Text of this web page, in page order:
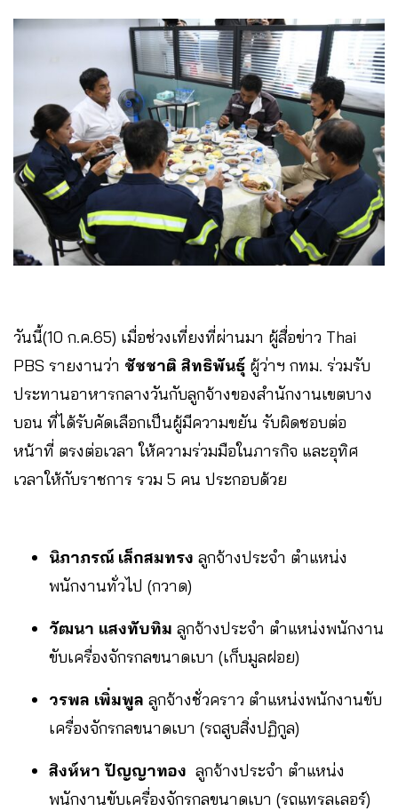
วันนี้(10 ก.ค.65) เมื่อช่วงเที่ยงที่ผ่านมา ผู้สื่อข่าว Thai
PBS รายงานว่า ชัชชาติ สิทธิพันธุ์ ผู้ว่าฯ กทม. ร่วมรับ
ประทานอาหารกลางวันกับลูกจ้างของสำนักงานเขตบาง
บอน ที่ได้รับคัดเลือกเป็นผู้มีความขยัน รับผิดชอบต่อ
หน้าที่ ตรงต่อเวลา ให้ความร่วมมือในภารกิจ และอุทิศ
เวลาให้กับราชการ รวม 5 คน ประกอบด้วย
นิภาภรณ์ เล็กสมทรง ลูกจ้างประจำ ตำแหน่ง
พนักงานทั่วไป (กวาด)
วัฒนา แสงทับทิม ลูกจ้างประจำ ตำแหน่งพนักงาน
ขับเครื่องจักรกลขนาดเบา (เก็บมูลฝอย)
วรพล เพิ่มพูล ลูกจ้างชั่วคราว ตำแหน่งพนักงานขับ
เครื่องจักรกลขนาดเบา (รถสูบสิ่งปฏิกูล)
สิงห์หา ปัญญาทอง ลูกจ้างประจำ ตำแหน่ง
พนักงานขับเครื่องจักรกลขนาดเบา (รถแทรลเลอร์)